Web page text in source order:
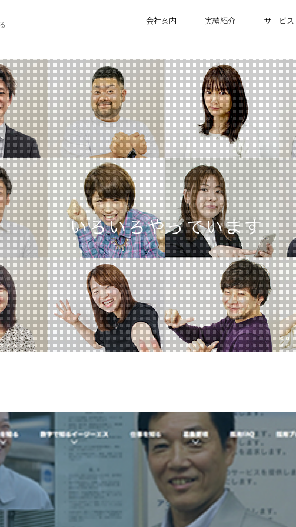
会社案内 実績紹介 サービス